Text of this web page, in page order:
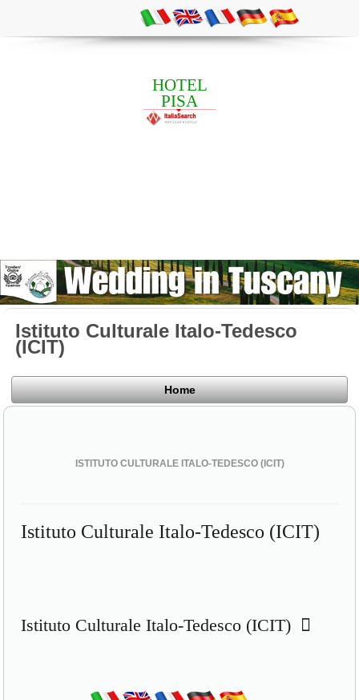
HOTEL
PISA
Istituto Culturale Italo-Tedesco
(ICIT)
Home
ISTITUTO CULTURALE ITALO-TEDESCO (ICIT)
Istituto Culturale Italo-Tedesco (ICIT)
Istituto Culturale Italo-Tedesco (ICIT)